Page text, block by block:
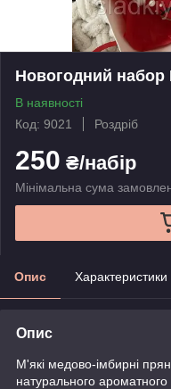
Новогодний набор
В наявності
Код: 9021
Роздріб
250 ₴/набір
Мінімальна сума
Опис Характеристики
Опис
М'які медово-імбирні
натурального